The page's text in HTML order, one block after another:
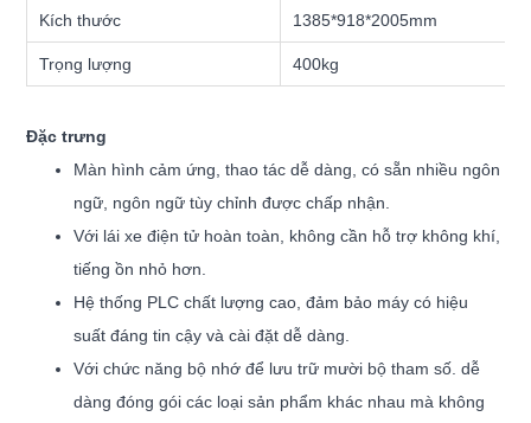
Kích thước 1385*918*2005mm
Trọng lượng 400kg
Đặc trưng
Màn hình cảm ứng, thao tác dễ dàng, có sẵn nhiều ngôn
ngữ, ngôn ngữ tùy chỉnh được chấp nhận.
Với lái xe điện tử hoàn toàn, không cần hỗ trợ không khí,
tiếng ồn nhỏ hơn.
Hệ thống PLC chất lượng cao, đảm bảo máy có hiệu
suất đáng tin cậy và cài đặt dễ dàng.
Với chức năng bộ nhớ để lưu trữ mười bộ tham số. dễ
dàng đóng gói các loại sản phẩm khác nhau mà không